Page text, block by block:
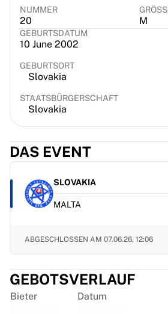
France Rugby
Gloucester Rugby
Bath Rugby
Harlequins
View all Rugby
Cricket
England Cricket
Delhi Capitals
West Indies
Cricket Ireland
Ice Hockey
Aalborg Pirates
View all Ice Hockey
Other
Glory Kickboxing
Team Liquid
So funktioniert es
NUMMER
20
GRÖSSE
M
GEBURTSDATUM
10 June 2002
GEBURTSORT
Slovakia
STAATSBÜRGERSCHAFT
Slovakia
DAS EVENT
SLOVAKIA
MALTA
ABGESCHLOSSEN AM 07.06.26, 12:06
GEBOTSVERLAUF
Bieter Datum